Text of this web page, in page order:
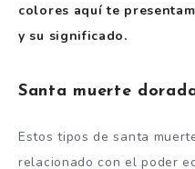
colores aquí te
y su significado.
Santa muerte
Estos tipos de santa
relacionado con el poder